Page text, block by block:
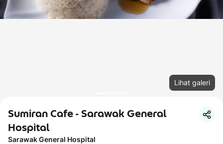
Lihat galeri
Sumiran Cafe - Sarawak General
Hospital
Sarawak General Hospital